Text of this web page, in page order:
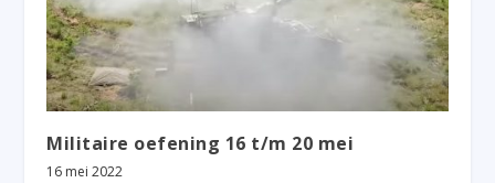
Militaire oefening 16 t/m 20 mei
16 mei 2022